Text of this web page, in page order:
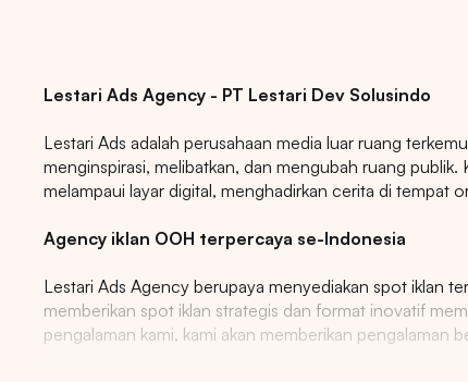
Lestari Ads Agency - PT Lestari Dev Solusindo
Lestari Ads adalah perusahaan media luar ruang
menginspirasi, melibatkan, dan mengubah ruang
melampaui layar digital, menghadirkan cerita di tempat
Agency iklan OOH terpercaya se-Indonesia
Lestari Ads Agency berupaya menyediakan spot iklan
memberikan spot iklan strategis dan format inovatif
pengalaman kami, kami akan memberikan